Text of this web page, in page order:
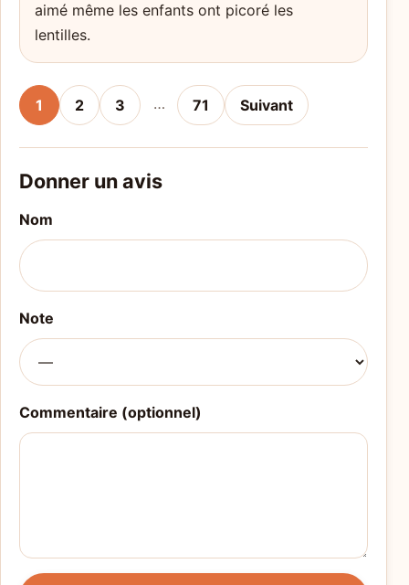
aimé même les enfants ont picoré les
lentilles.
1 2 3 … 71 Suivant
Donner un avis
Nom
Note
Commentaire (optionnel)